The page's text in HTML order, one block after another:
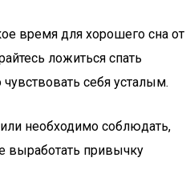
время для хорошего сна от
ложиться спать
себя усталым.
необходимо соблюдать,
выработать привычку